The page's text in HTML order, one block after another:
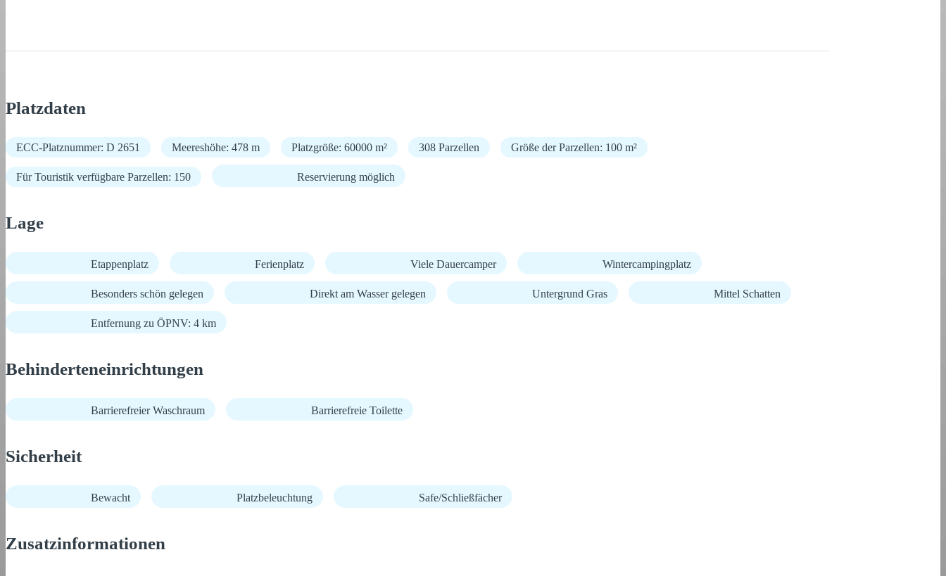
Platzdaten
ECC-Platznummer: D 2651 Meereshöhe: 478 m Platzgröße: 60000 m² 308 Parzellen Größe der Parzellen: 100 m²
Für Touristik verfügbare Parzellen: 150 Reservierung möglich
Lage
Etappenplatz Ferienplatz Viele Dauercamper Wintercampingplatz
Besonders schön gelegen Direkt am Wasser gelegen Untergrund Gras Mittel Schatten
Entfernung zu ÖPNV: 4 km
Behinderteneinrichtungen
Barrierefreier Waschraum Barrierefreie Toilette
Sicherheit
Bewacht Platzbeleuchtung Safe/Schließfächer
Zusatzinformationen